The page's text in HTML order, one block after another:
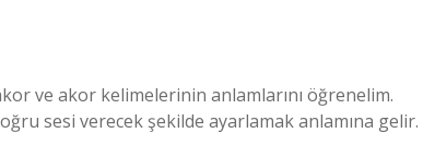
ve akor kelimelerinin anlamlarını öğrenelim.
sesi verecek şekilde ayarlamak anlamına gelir.